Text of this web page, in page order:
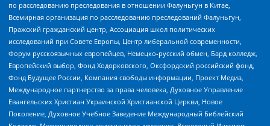
по расследованию преследования в отношении Фалуньгун в Китае,
Всемирная организация по расследованию преследований Фалуньгун,
Пражский гражданский центр, Ассоциация школ политических
исследований при Совете Европы, Центр либеральной современности,
Форум русскоязычных европейцев, Немецко-русский обмен, Бард колледж,
Европейский выбор, Фонд Ходорковского, Оксфордский российский фонд,
Фонд Будущее России, Компания свободы информации, Проект Медиа,
Международное партнерство за права человека, Духовное Управление
Евангельских Христиан Украинской Христианской Церкви, Новое
Поколение, Духовное Учебное Заведение Международный Библейский